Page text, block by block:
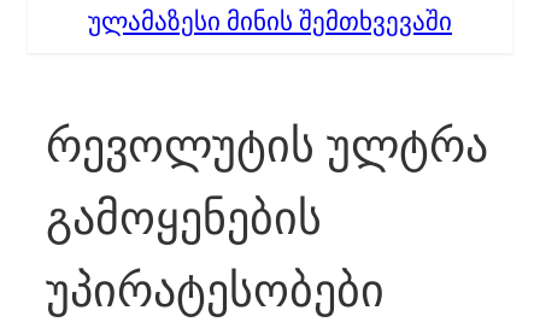
ულამაზესი მინის შემთხვევაში
რევოლუტის ულტრა
გამოყენების
უპირატესობები